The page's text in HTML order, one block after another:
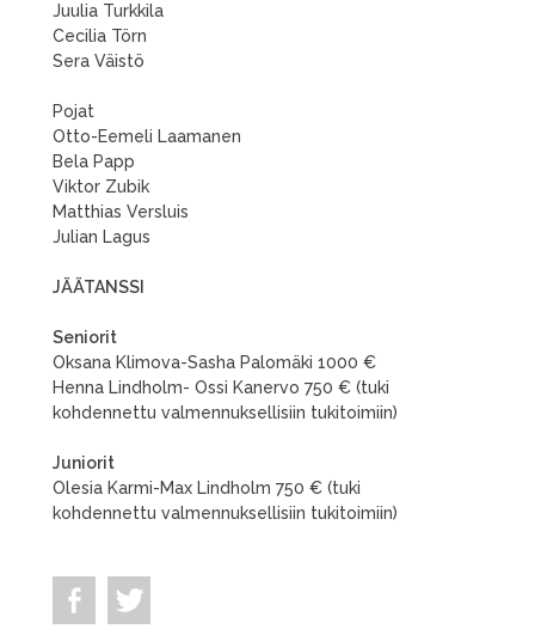
Juulia Turkkila
Cecilia Törn
Sera Väistö
Pojat
Otto-Eemeli Laamanen
Bela Papp
Viktor Zubik
Matthias Versluis
Julian Lagus
JÄÄTANSSI
Seniorit
Oksana Klimova-Sasha Palomäki 1000 €
Henna Lindholm- Ossi Kanervo 750 € (tuki
kohdennettu valmennuksellisiin tukitoimiin)
Juniorit
Olesia Karmi-Max Lindholm 750 € (tuki
kohdennettu valmennuksellisiin tukitoimiin)